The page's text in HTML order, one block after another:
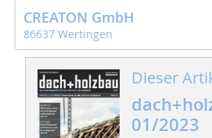
CREATON GmbH
86637 Wertingen
Dieser
01/2023